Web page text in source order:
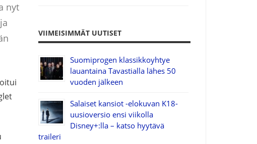
nyt
VIIMEISIMMÄT UUTISET
Suomiprogen klassikkoyhtye
lauantaina Tavastialla lähes 50
vuoden jälkeen
Salaiset kansiot -elokuvan K18-
uusioversio ensi viikolla
Disney+:lla – katso hyytävä
traileri